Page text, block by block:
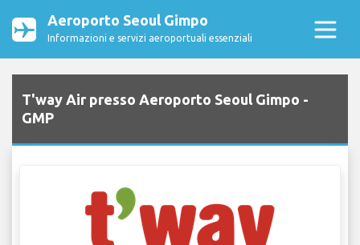
Aeroporto Seoul Gimpo
Informazioni e servizi aeroportuali essenziali
T'way Air presso Aeroporto Seoul Gimpo -
GMP